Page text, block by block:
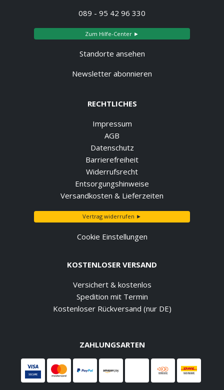
089 - 95 42 96 330
Zum Hilfe-Center ►
Standorte ansehen
Newsletter abonnieren
RECHTLICHES
Impressum
AGB
Datenschutz
Barrierefreiheit
Widerrufsrecht
Entsorgungshinweise
Versandkosten & Lieferzeiten
Vertrag widerrufen ►
Cookie Einstellungen
KOSTENLOSER VERSAND
Versichert & kostenlos
Spedition mit Termin
Kostenloser Rückversand (nur DE)
ZAHLUNGSARTEN